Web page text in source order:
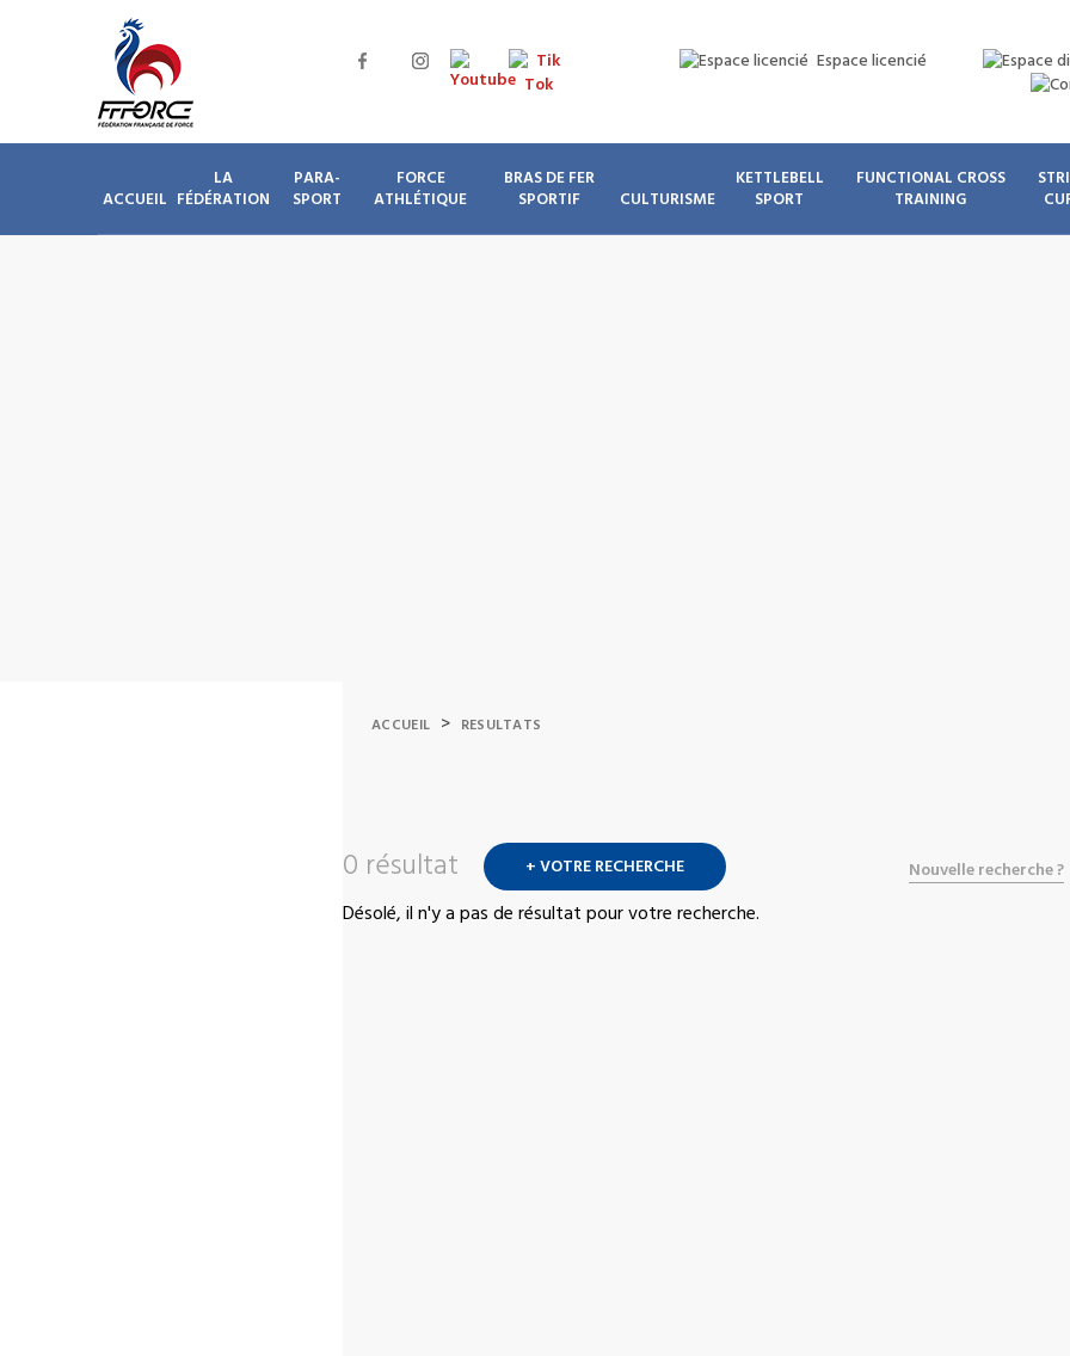
Espace licencié
ACCUEIL
LA
FÉDÉRATION
PARA-
SPORT
FORCE
ATHLÉTIQUE
BRAS DE FER
SPORTIF
CULTURISME
KETTLEBELL
SPORT
FUNCTIONAL CROSS
TRAINING
ACCUEIL > RESULTATS
0 résultat + VOTRE RECHERCHE Nouvelle recherche ?
Désolé, il n'y a pas de résultat pour votre recherche.